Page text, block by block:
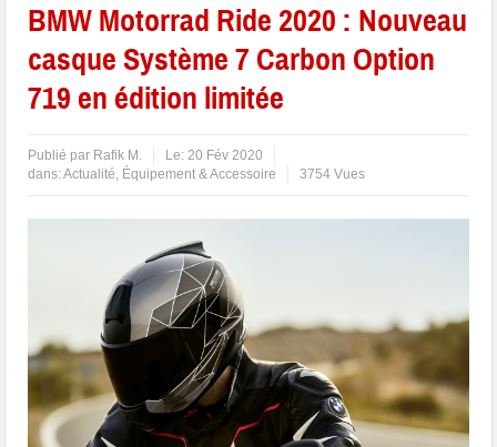
BMW Motorrad Ride 2020 : Nouveau
casque Système 7 Carbon Option
719 en édition limitée
Publié par Rafik M. Le:20 Fév 2020
dans:Actualité, Équipement & Accessoire 3754 Vues